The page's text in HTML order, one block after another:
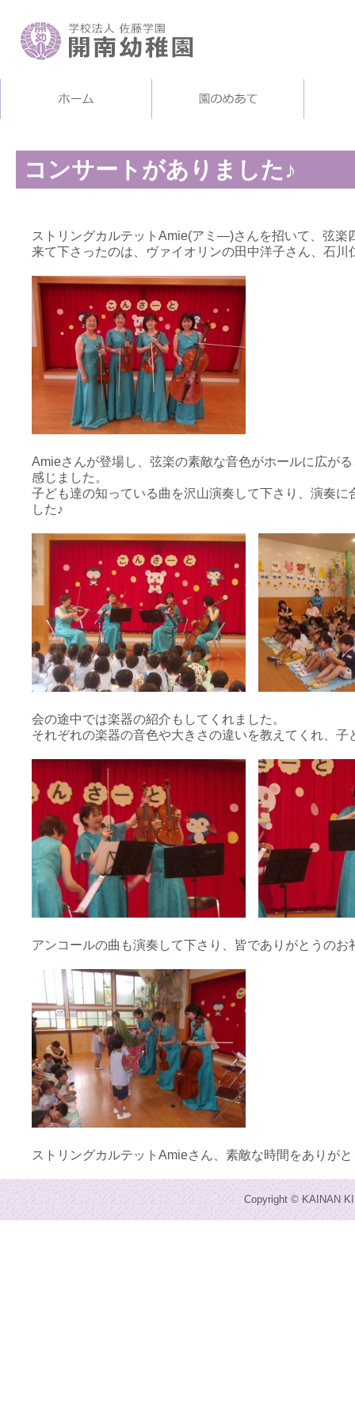
コンサートがありました♪
ストリングカルテットAmie(アミ―)さんを招いて、弦楽
来て下さったのは、ヴァイオリンの田中洋子さん、石
Amieさんが登場し、弦楽の素敵な音色がホールに広が
感じました。
子ども達の知っている曲を沢山演奏して下さり、演奏
した♪
会の途中では楽器の紹介もしてくれました。
それぞれの楽器の音色や大きさの違いを教えてくれ、
アンコールの曲も演奏して下さり、皆でありがとうのお
ストリングカルテットAmieさん、素敵な時間をありが
Copyright © KAINAN